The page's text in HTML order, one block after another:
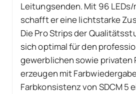
Leitungsenden. Mit 96 LEDs/
schafft er eine lichtstarke
Die Pro Strips der
sich optimal für den
gewerblichen sowie privaten
erzeugen mit
Farbkonsistenz von SDCM 5